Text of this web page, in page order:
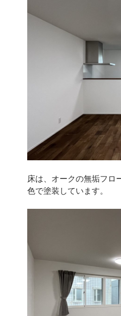
床は、オークの無垢フロ
色で塗装しています。